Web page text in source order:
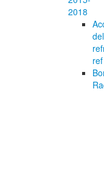
2018
del
ref